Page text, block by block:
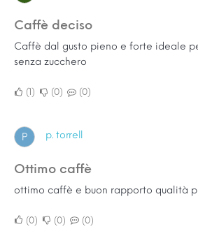
Caffè deciso
Caffè dal gusto pieno e forte ideale
senza zucchero
1 0 0
P p. torrell
ottimo caffè
ottimo caffè e buon rapporto qualità
0 0 0